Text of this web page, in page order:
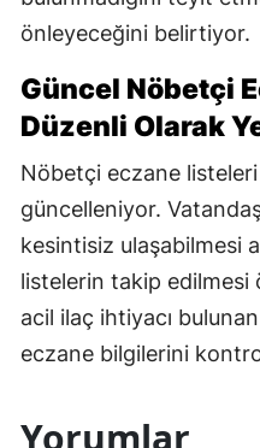
önleyeceğini belirtiyor.
Güncel Nöbetçi
Düzenli Olarak
Nöbetçi eczane
güncelleniyor.
kesintisiz ulaşabilmesi
listelerin takip edilmesi
acil ilaç ihtiyacı
eczane bilgilerini
Yorumlar